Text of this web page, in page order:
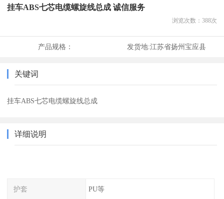
挂车ABS七芯电缆螺旋线总成 诚信服务
浏览次数： 388次
产品规格： 发货地:江苏省扬州宝应县
关键词
挂车ABS七芯电缆螺旋线总成
详细说明
护套 PU等